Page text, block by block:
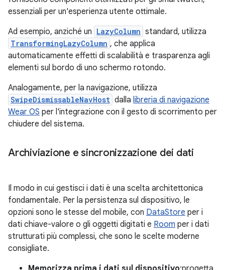
essenziali per un'esperienza utente ottimale.
Ad esempio, anziché un LazyColumn standard, utilizza
TransformingLazyColumn , che applica
automaticamente effetti di scalabilità e trasparenza agli
elementi sul bordo di uno schermo rotondo.
Analogamente, per la navigazione, utilizza
SwipeDismissableNavHost dalla libreria di navigazione
Wear OS per l'integrazione con il gesto di scorrimento per
chiudere del sistema.
Archiviazione e sincronizzazione dei dati
Il modo in cui gestisci i dati è una scelta architettonica
fondamentale. Per la persistenza sul dispositivo, le
opzioni sono le stesse del mobile, con DataStore per i
dati chiave-valore o gli oggetti digitati e Room per i dati
strutturati più complessi, che sono le scelte moderne
consigliate.